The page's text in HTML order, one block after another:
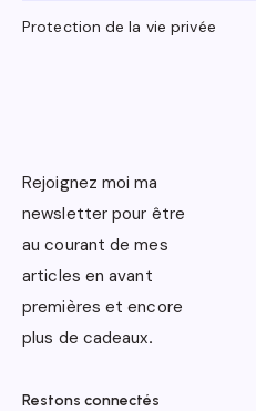
Protection de la vie privée
Rejoignez moi ma
newsletter pour être
au courant de mes
articles en avant
premières et encore
plus de cadeaux.
Restons connectés